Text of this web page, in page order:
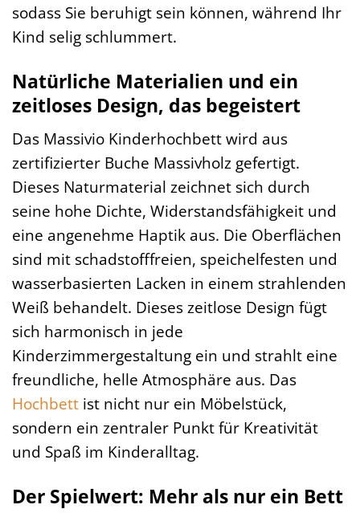
sodass Sie beruhigt sein können, während Ihr
Kind selig schlummert.
Natürliche Materialien und ein
zeitloses Design, das begeistert
Das Massivio Kinderhochbett wird aus
zertifizierter Buche Massivholz gefertigt.
Dieses Naturmaterial zeichnet sich durch
seine hohe Dichte, Widerstandsfähigkeit und
eine angenehme Haptik aus. Die Oberflächen
sind mit schadstofffreien, speichelfesten und
wasserbasierten Lacken in einem strahlenden
Weiß behandelt. Dieses zeitlose Design fügt
sich harmonisch in jede
Kinderzimmergestaltung ein und strahlt eine
freundliche, helle Atmosphäre aus. Das
Hochbett ist nicht nur ein Möbelstück,
sondern ein zentraler Punkt für Kreativität
und Spaß im Kinderalltag.
Der Spielwert: Mehr als nur ein Bett